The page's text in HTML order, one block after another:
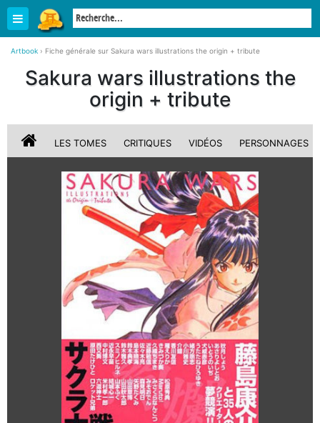
Artbook › Fiche générale sur Sakura wars illustrations the origin + tribute
Sakura wars illustrations the
origin + tribute
LES TOMES CRITIQUES VIDÉOS PERSONNAGES